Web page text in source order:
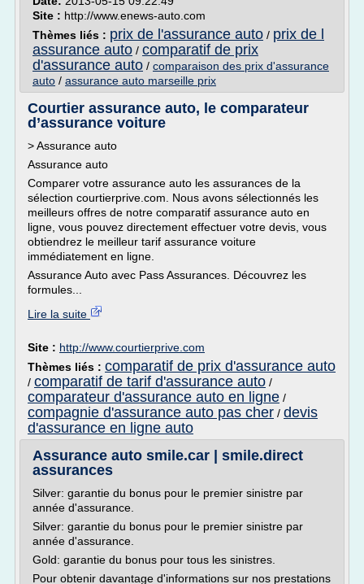
Site : http://www.enews-auto.com
Thèmes liés : prix de l'assurance auto / prix de l
assurance auto / comparatif de prix
d'assurance auto / comparaison des prix d'assurance
auto / assurance auto marseille prix
Courtier assurance auto, le comparateur
d’assurance voiture
> Assurance auto
Assurance auto
Comparer votre assurance auto les assurances de la
sélection courtierprive.com. Nous avons sélectionnés les
meilleurs offres de notre comparatif assurance auto en
ligne, vous pouvez directement effectuer votre devis, vous
obtiendrez le meilleur tarif assurance voiture
immédiatement en ligne.
Assurance Auto avec Pass Assurances. Découvrez les
formules...
Lire la suite
Site : http://www.courtierprive.com
Thèmes liés : comparatif de prix d'assurance auto
/ comparatif de tarif d'assurance auto /
comparateur d'assurance auto en ligne /
compagnie d'assurance auto pas cher / devis
d'assurance en ligne auto
Assurance auto smile.car | smile.direct
assurances
Silver: garantie du bonus pour le premier sinistre par
année d'assurance.
Silver: garantie du bonus pour le premier sinistre par
année d'assurance.
Gold: garantie du bonus pour tous les sinistres.
Pour obtenir davantage d'informations sur nos prestations